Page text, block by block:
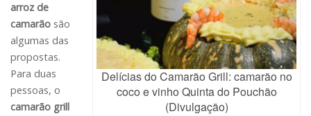
Delícias do Camarão Grill: camarão no
coco e vinho Quinta do Pouchão
(Divulgação)
arroz de
camarão são
algumas das
propostas.
Para duas
pessoas, o
camarão grill